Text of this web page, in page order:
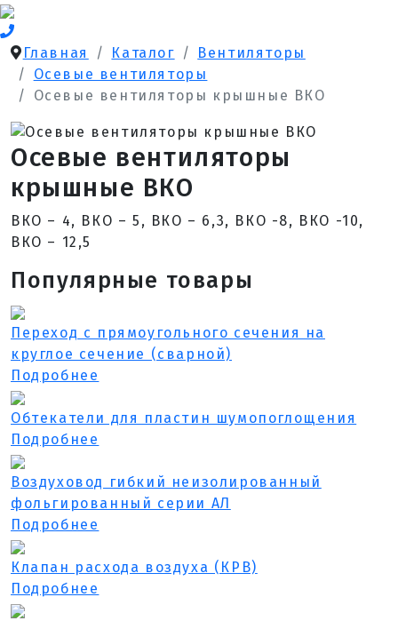
Главная Каталог
Вентиляторы
Осевые вентиляторы
Осевые вентиляторы крышные ВКО
Осевые вентиляторы
крышные ВКО
ВКО – 4, ВКО – 5, ВКО – 6,3, ВКО -8, ВКО -10,
ВКО – 12,5
Популярные товары
Переход с прямоугольного сечения на
круглое сечение (сварной)
Подробнее
Обтекатели для пластин шумопоглощения
Подробнее
Воздуховод гибкий неизолированный
фольгированный серии АЛ
Подробнее
Клапан расхода воздуха (КРВ)
Подробнее